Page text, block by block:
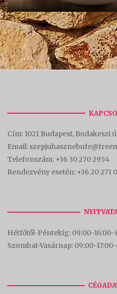
Cím: 1021 Budapest, Budakeszi
Email:
Telefonszám: +36 30 270 2954
Rendezvény esetén: +36 20 271
Hétfőtől-Péntekig: 09:00-16:00-
Szombat-Vasárnap: 09:00-